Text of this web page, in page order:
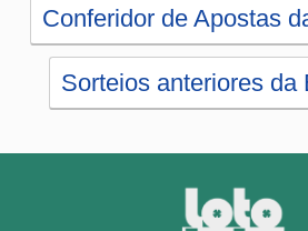
Desdobramentos
Conferidor
Simulador
Últimos resultados
Sorteios anteriores